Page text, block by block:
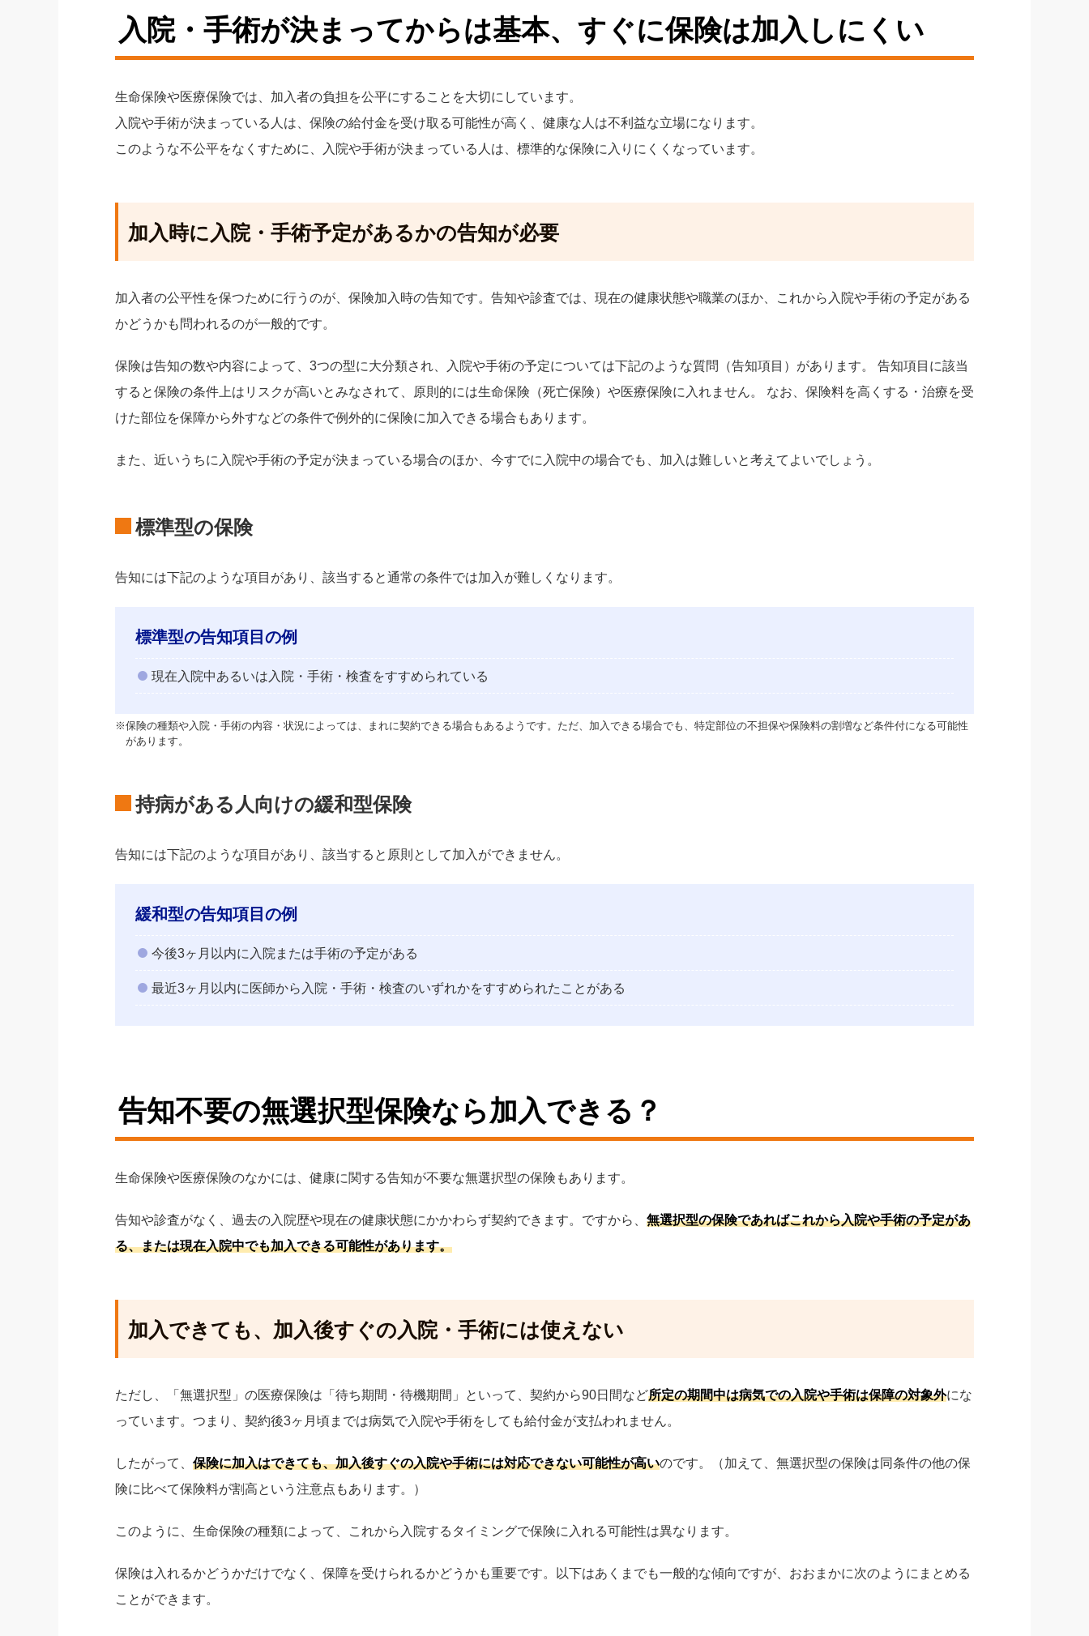
入院・手術が決まってからは基本、すぐに保険は加入しにくい
生命保険や医療保険では、加入者の負担を公平にすることを大切にしています。
入院や手術が決まっている人は、保険の給付金を受け取る可能性が高く、健康な人は不利益な立場になります。
このような不公平をなくすために、入院や手術が決まっている人は、標準的な保険に入りにくくなっています。
加入時に入院・手術予定があるかの告知が必要
加入者の公平性を保つために行うのが、保険加入時の告知です。告知や診査では、現在の健康状態や職業のほか、これから入院や手術の予定がある
かどうかも問われるのが一般的です。
保険は告知の数や内容によって、3つの型に大分類され、入院や手術の予定については下記のような質問（告知項目）があります。 告知項目に該当
すると保険の条件上はリスクが高いとみなされて、原則的には生命保険（死亡保険）や医療保険に入れません。 なお、保険料を高くする・治療を受
けた部位を保障から外すなどの条件で例外的に保険に加入できる場合もあります。
また、近いうちに入院や手術の予定が決まっている場合のほか、今すでに入院中の場合でも、加入は難しいと考えてよいでしょう。
標準型の保険
告知には下記のような項目があり、該当すると通常の条件では加入が難しくなります。
標準型の告知項目の例
現在入院中あるいは入院・手術・検査をすすめられている
※保険の種類や入院・手術の内容・状況によっては、まれに契約できる場合もあるようです。ただ、加入できる場合でも、特定部位の不担保や保険料の割増など条件付になる可能性
があります。
持病がある人向けの緩和型保険
告知には下記のような項目があり、該当すると原則として加入ができません。
緩和型の告知項目の例
今後3ヶ月以内に入院または手術の予定がある
最近3ヶ月以内に医師から入院・手術・検査のいずれかをすすめられたことがある
告知不要の無選択型保険なら加入できる？
生命保険や医療保険のなかには、健康に関する告知が不要な無選択型の保険もあります。
告知や診査がなく、過去の入院歴や現在の健康状態にかかわらず契約できます。ですから、 無選択型の保険であればこれから入院や手術の予定があ
る、または現在入院中でも加入できる可能性があります。
加入できても、加入後すぐの入院・手術には使えない
ただし、「無選択型」の医療保険は「待ち期間・待機期間」といって、契約から90日間など所定の期間中は病気での入院や手術は保障の対象外にな
っています。つまり、契約後3ヶ月頃までは病気で入院や手術をしても給付金が支払われません。
したがって、 保険に加入はできても、加入後すぐの入院や手術には対応できない可能性が高いのです。（加えて、無選択型の保険は同条件の他の保
険に比べて保険料が割高という注意点もあります。）
このように、生命保険の種類によって、これから入院するタイミングで保険に入れる可能性は異なります。
保険は入れるかどうかだけでなく、保障を受けられるかどうかも重要です。以下はあくまでも一般的な傾向ですが、おおまかに次のようにまとめる
ことができます。